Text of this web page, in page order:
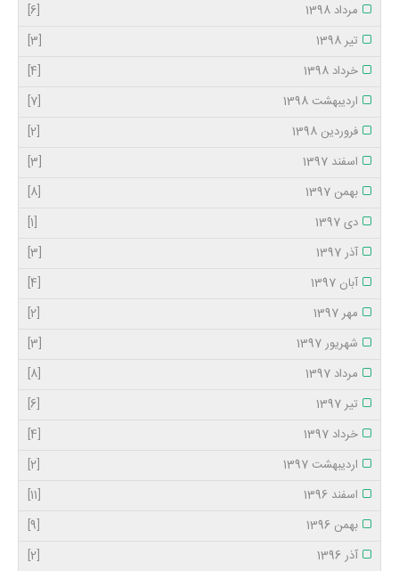
مرداد 1398
[6]
تیر 1398
[3]
خرداد 1398
[4]
اردیبهشت 1398
[7]
فروردین 1398
[2]
اسفند 1397
[3]
بهمن 1397
[8]
دی 1397
[1]
آذر 1397
[3]
آبان 1397
[4]
مهر 1397
[2]
شهریور 1397
[3]
مرداد 1397
[8]
تیر 1397
[6]
خرداد 1397
[4]
اردیبهشت 1397
[2]
اسفند 1396
[11]
بهمن 1396
[9]
آذر 1396
[2]